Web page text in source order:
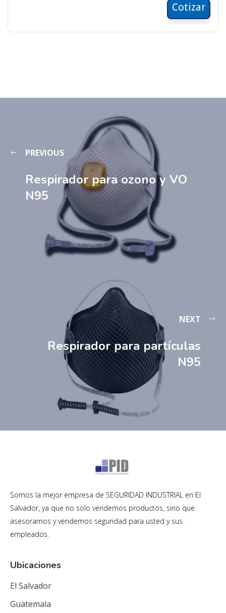
Cotizar
PREVIOUS
Respirador para ozono y VO
N95
NEXT
Respirador para partículas
N95
Somos la mejor empresa de SEGURIDAD INDUSTRIAL en El
Salvador, ya que no solo vendemos productos, sino que
asesoramos y vendemos seguridad para usted y sus
empleados.
Ubicaciones
El Salvador
Guatemala